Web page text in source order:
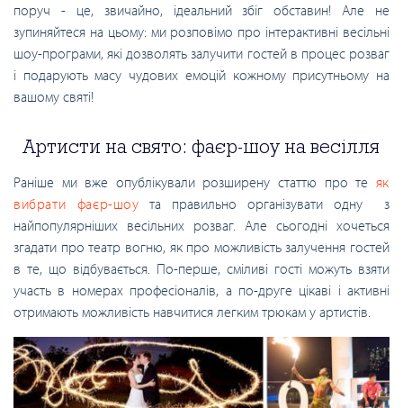
поруч - це, звичайно, ідеальний збіг обставин! Але не
зупиняйтеся на цьому: ми розповімо про інтерактивні весільні
шоу-програми, які дозволять залучити гостей в процес розваг
і подарують масу чудових емоцій кожному присутньому на
вашому святі!
Артисти на свято: фаєр-шоу на весілля
Раніше ми вже опублікували розширену статтю про те як
вибрати фаєр-шоу та правильно організувати одну з
найпопулярніших весільних розваг. Але сьогодні хочеться
згадати про театр вогню, як про можливість залучення гостей
в те, що відбувається. По-перше, сміливі гості можуть взяти
участь в номерах професіоналів, а по-друге цікаві і активні
отримають можливість навчитися легким трюкам у артистів.